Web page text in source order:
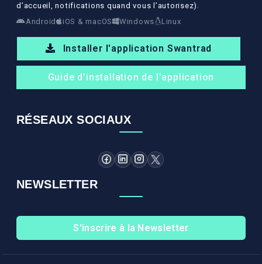
d’accueil, notifications quand vous l’autorisez).
Android
iOS & macOS Windows Linux
Installer l'application Swantrad
Guide d’installation de l'application
RÉSEAUX SOCIAUX
NEWSLETTER
S'inscrire à la Newsletter